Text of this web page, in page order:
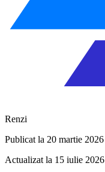
Renzi
Publicat la 20 martie 2026
Actualizat la 15 iulie 2026